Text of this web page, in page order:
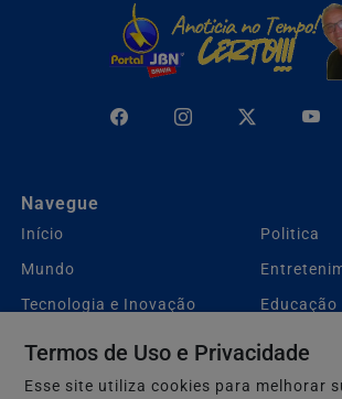
Navegue
Início
Politica
Mundo
Tecnologia e Inovação
Educação
Agenda
Justiça
Termos de Uso e Privacidade
Esse site utiliza cookies para melhorar